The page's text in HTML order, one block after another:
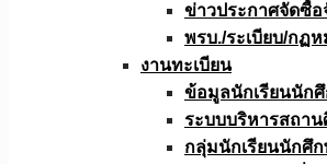
ข่าวประกาศจัดซื้อ
พรบ./ระเบียบ/กฏ
งานทะเบียน
ข้อมูลนักเรียนนักศึ
ระบบบริหารสถา
กลุ่มนักเรียนนักศึ